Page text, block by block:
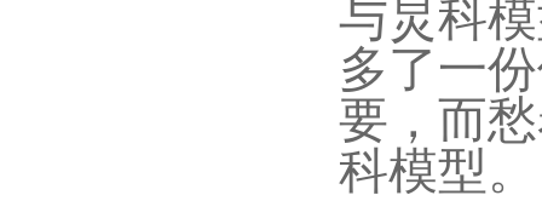
与炅科
多了一
要，而
科模型。